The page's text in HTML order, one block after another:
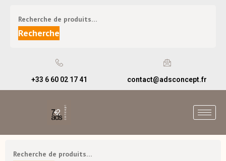
Recherche
+33 6 60 02 17 41 contact@adsconcept.fr